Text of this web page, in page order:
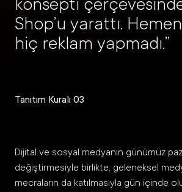
konsepti
Shop’u yarattı.
hiç reklam yapmadı.”
Tanıtım Kuralı 03
Dijital ve sosyal medyanın günümüz
değiştirmesiyle birlikte, geleneksel
mecraların da katılmasıyla gün içinde